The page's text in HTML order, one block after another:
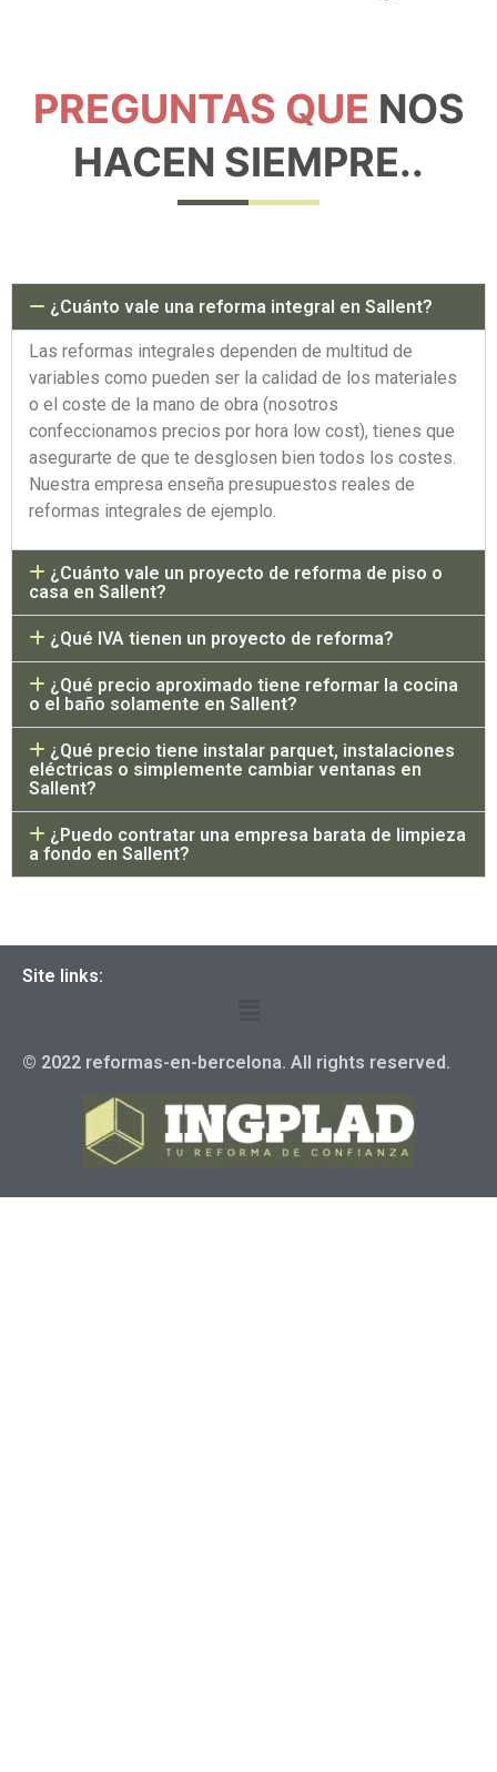
PREGUNTAS QUE NOS
HACEN SIEMPRE..
¿Cuánto vale una reforma integral en Sallent?
Las reformas integrales dependen de multitud de
variables como pueden ser la calidad de los materiales
o el coste de la mano de obra (nosotros
confeccionamos precios por hora low cost), tienes que
asegurarte de que te desglosen bien todos los costes.
Nuestra empresa enseña presupuestos reales de
reformas integrales de ejemplo.
¿Cuánto vale un proyecto de reforma de piso o
casa en Sallent?
¿Qué IVA tienen un proyecto de reforma?
¿Qué precio aproximado tiene reformar la cocina
o el baño solamente en Sallent?
¿Qué precio tiene instalar parquet, instalaciones
eléctricas o simplemente cambiar ventanas en
Sallent?
¿Puedo contratar una empresa barata de limpieza
a fondo en Sallent?
Site links:
© 2022 reformas-en-bercelona. All rights reserved.